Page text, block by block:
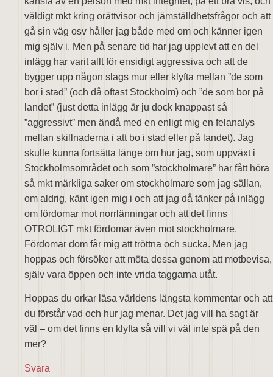
väldigt mkt kring orättvisor och jämställdhetsfrågor och att
gå sin väg osv håller jag både med om och känner igen
mig själv i. Men på senare tid har jag upplevt att en del
inlägg har varit allt för ensidigt aggressiva och att de
bygger upp någon slags mur eller klyfta mellan ”de som
bor i stad” (och då oftast Stockholm) och ”de som bor på
landet” (just detta inlägg är ju dock knappast så
”aggressivt” men ändå med en enligt mig en felanalys
mellan skillnaderna i att bo i stad eller på landet). Jag
skulle kunna fortsätta länge om hur jag, som uppväxt i
Stockholmsområdet och som ”stockholmare” har fått höra
så mkt märkliga saker om stockholmare som jag sällan,
om aldrig, känt igen mig i och att jag då tänker på inlägg
om fördomar mot norrlänningar och att det finns
OTROLIGT mkt fördomar även mot stockholmare.
Fördomar dom får mig att tröttna och sucka. Men jag
hoppas och försöker att möta dessa genom att motbevisa,
själv vara öppen och inte vrida taggarna utåt.
Hoppas du orkar läsa världens längsta kommentar och att
du förstår vad och hur jag menar. Det jag vill ha sagt är
väl – om det finns en klyfta så vill vi väl inte spä på den
mer?
Svara